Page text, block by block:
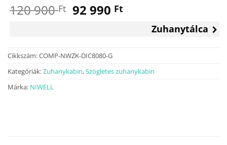
120 900Ft Original
120
900 Ft.
92 990 FtCurrent
price
92
Zuhanytálca
Cikkszám:COMP-NWZK-DIC8080-G
Kategóriák:Zuhanykabin,Szögletes zuhanykabin
Márka: NIWELL